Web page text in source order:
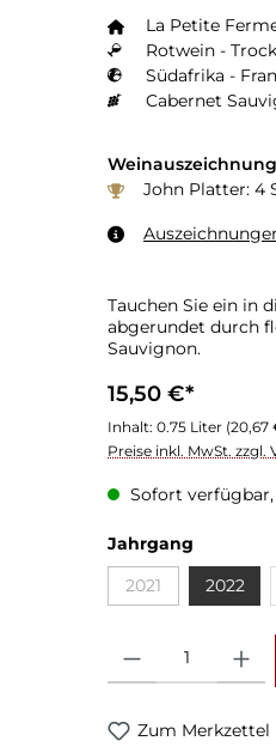
La Petite
Rotwein -
Südafrika -
Cabernet
John Platter: 4
Tauchen Sie ein in
abgerundet durch
Sauvignon.
15,50 €*
Inhalt: 0.75 Liter (20,67
Preise inkl. MwSt. zzgl.
Sofort verfügbar,
Jahrgang
2021
2022
Zum Merkzettel